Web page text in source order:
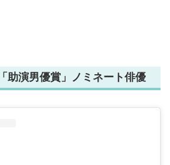
助演男優賞」ノミネート俳優